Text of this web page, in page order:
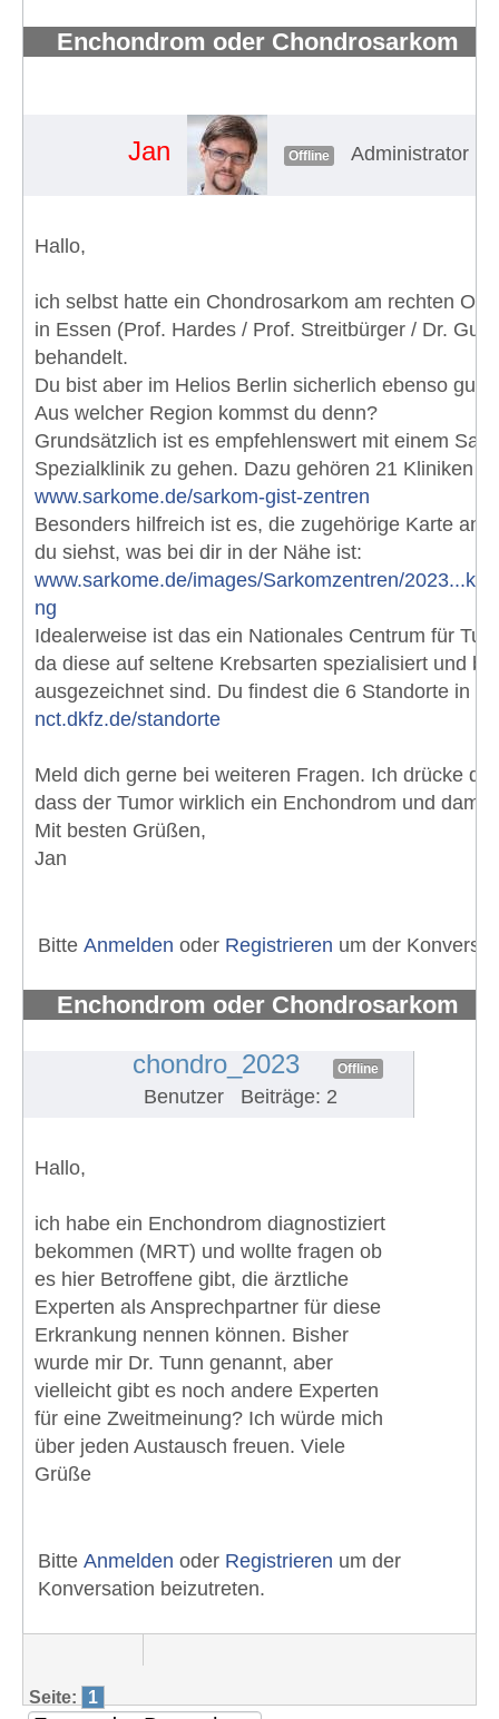
Enchondrom oder Chondrosarkom
Jan Offline Administrator
Hallo,
ich selbst hatte ein Chondrosarkom am rechten
in Essen (Prof. Hardes / Prof. Streitbürger / Dr.
behandelt.
Du bist aber im Helios Berlin sicherlich ebenso gut
Aus welcher Region kommst du denn?
Grundsätzlich ist es empfehlenswert mit einem
Spezialklinik zu gehen. Dazu gehören 21 Kliniken
www.sarkome.de/sarkom-gist-zentren
Besonders hilfreich ist es, die zugehörige Karte
du siehst, was bei dir in der Nähe ist:
www.sarkome.de/images/Sarkomzentren/
ng
Idealerweise ist das ein Nationales Centrum für
da diese auf seltene Krebsarten spezialisiert und
ausgezeichnet sind. Du findest die 6 Standorte in
nct.dkfz.de/standorte
Meld dich gerne bei weiteren Fragen. Ich drücke dir
dass der Tumor wirklich ein Enchondrom und damit
Mit besten Grüßen,
Jan
Bitte Anmelden oder Registrieren um der
Enchondrom oder Chondrosarkom
chondro_2023 Offline
Benutzer Beiträge: 2
Hallo,
ich habe ein Enchondrom diagnostiziert
bekommen (MRT) und wollte fragen ob
es hier Betroffene gibt, die ärztliche
Experten als Ansprechpartner für diese
Erkrankung nennen können. Bisher
wurde mir Dr. Tunn genannt, aber
vielleicht gibt es noch andere Experten
für eine Zweitmeinung? Ich würde mich
über jeden Austausch freuen. Viele
Grüße
Bitte Anmelden oder Registrieren um der
Konversation beizutreten.
Seite: 1